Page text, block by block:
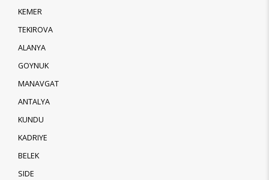
KEMER
TEKIROVA
ALANYA
GOYNUK
MANAVGAT
ANTALYA
KUNDU
KADRIYE
BELEK
SIDE